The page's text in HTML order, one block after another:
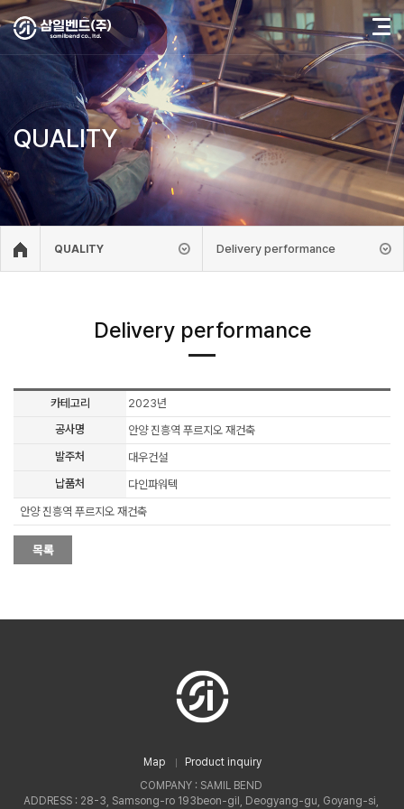
QUALITY
QUALITY Delivery performance
Delivery performance
카테고리
2023년
공사명
안양 진흥역 푸르지오 재건축
발주처
대우건설
납품처
다인파워텍
안양 진흥역 푸르지오 재건축
Map
Product inquiry
COMPANY : SAMIL BEND
ADDRESS : 28-3, Samsong-ro 193beon-gil, Deogyang-gu, Goyang-si,